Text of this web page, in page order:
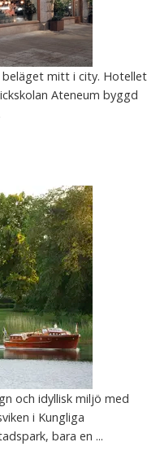
mitt i city. Hotellet
Ateneum byggd
och idyllisk miljö med
i Kungliga
bara en ...